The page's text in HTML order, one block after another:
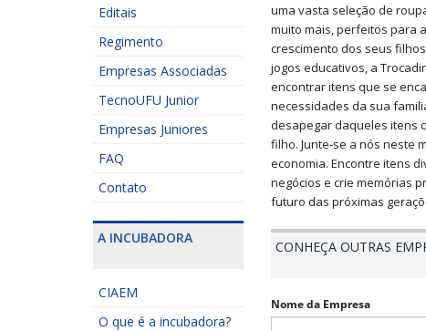
Editais
Regimento
Empresas Associadas
TecnoUFU Junior
Empresas Juniores
FAQ
Contato
A INCUBADORA
CIAEM
O que é a incubadora?
uma vasta seleção de
muito mais, perfeitos para
crescimento dos seus
jogos educativos, a
encontrar itens que se
necessidades da sua
desapegar daqueles itens
filho. Junte-se a nós neste
economia. Encontre itens
negócios e crie memórias
futuro das próximas
CONHEÇA OUTRAS
Nome da Empresa